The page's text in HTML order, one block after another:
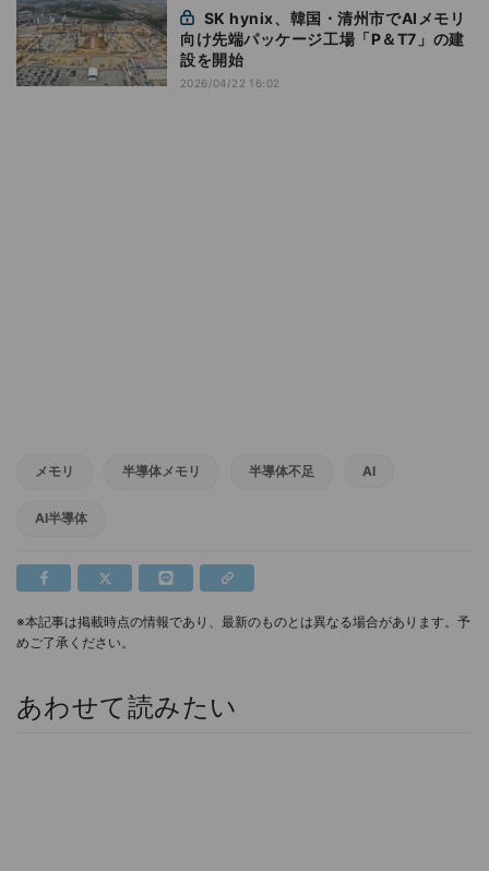
向け先端パッケージ工場「P＆T7」の建
設を開始
2026/04/22 16:02
メモリ 半導体メモリ 半導体不足 AI
AI半導体
※本記事は掲載時点の情報であり、最新のものとは異なる場合があります。予
めご了承ください。
あわせて読みたい